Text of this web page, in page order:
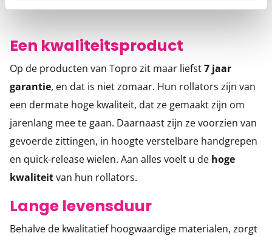
Een kwaliteitsproduct
Op de producten van Topro zit maar liefst7 jaar
garantie, en dat is niet zomaar. Hun rollators zijn van
een dermate hoge kwaliteit, dat ze gemaakt zijn om
jarenlang mee te gaan. Daarnaast zijn ze voorzien van
gevoerde zittingen, in hoogte verstelbare handgrepen
en quick-release wielen. Aan alles voelt u de hoge
kwaliteitvan hun rollators.
Lange levensduur
Behalve de kwalitatief hoogwaardige materialen, zorgt